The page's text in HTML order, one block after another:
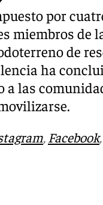
por
miembros de
de
ha
a las
, Facebook,